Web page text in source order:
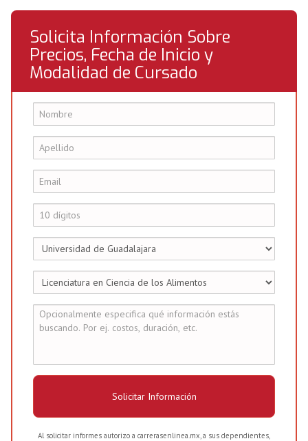
Solicita Información Sobre
Precios, Fecha de Inicio y
Modalidad de Cursado
Solicitar Información
Al solicitar informes autorizo a carrerasenlinea.mx, a sus dependientes,